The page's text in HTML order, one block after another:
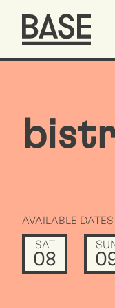
AVAILABLE DATES
SAT
08